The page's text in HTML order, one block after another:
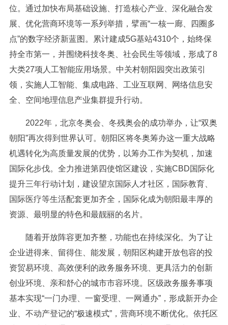
位。通过加快布局基础设施、打造核心产业、深化融合发
展、优化营商环境等一系列举措，擘画“一核一廊、四圈多
点”的数字经济新蓝图。累计建成5G基站4310个，始终保
持全市第一，并围绕科技冬奥、社会民生等领域，形成了8
大类27项人工智能应用场景。中关村朝阳园突出政策引
领，实施人工智能、集成电路、工业互联网、网络信息安
全、空间地理信息产业集群提升行动。
2022年，北京冬奥会、冬残奥会的成功举办，让“双奥
朝阳”再次得到世界认可。朝阳区将冬奥筹办这一重大战略
机遇转化为高质量发展的优势，以筹办工作为契机，加速
国际化步伐。全力推进第四使馆区建设，实施CBD国际化
提升三年行动计划，建设望京国际人才社区，国际教育、
国际医疗等生活配套更加齐全，国际化成为朝阳最丰厚的
资源、最明显的特色和最靓丽的名片。
随着开放阵容更加齐整，功能也在持续深化。为了让
企业进得来、留得住、能发展，朝阳区构建开放包容的投
资贸易环境、高效便利的政务服务环境、更具活力的创新
创业环境、亲和舒心的城市市容环境。区级政务服务事项
基本实现“一门办理、一窗受理、一网通办”，形成新开办企
业、不动产登记的“极速模式”，营商环境不断优化。依托区